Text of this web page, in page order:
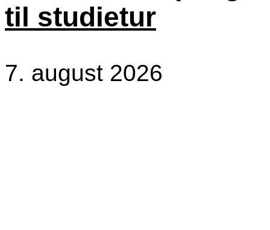
til studietur
7. august 2026